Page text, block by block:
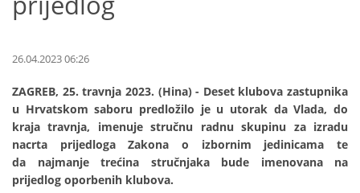
26.04.2023 06:26
ZAGREB, 25. travnja 2023. (Hina) - Deset klubova zastupnika
u Hrvatskom saboru predložilo je u utorak da Vlada, do
kraja travnja, imenuje stručnu radnu skupinu za izradu
nacrta prijedloga Zakona o izbornim jedinicama te
da najmanje trećina stručnjaka bude imenovana na
prijedlog oporbenih klubova.